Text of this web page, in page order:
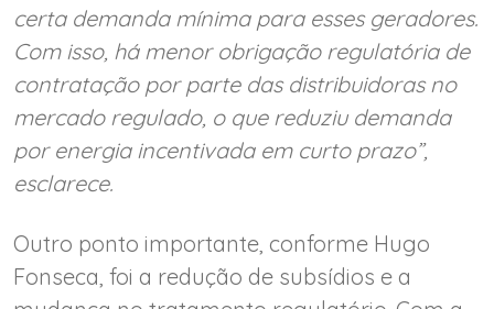
certa demanda mínima para esses geradores.
Com isso, há menor obrigação regulatória de
contratação por parte das distribuidoras no
mercado regulado, o que reduziu demanda
por energia incentivada em curto prazo”,
esclarece.
Outro ponto importante, conforme Hugo
Fonseca, foi a redução de subsídios e a